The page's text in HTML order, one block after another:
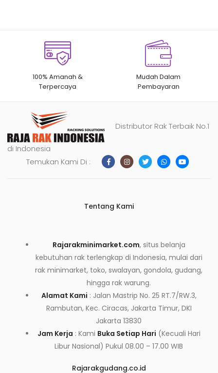
100% Amanah &
Terpercaya
Mudah Dalam
Pembayaran
Distributor Rak Terbaik No.1
di Indonesia
Temukan Kami Di :
Tentang Kami
Rajarakminimarket.com, situs belanja
kebutuhan rak terlengkap di Indonesia, mulai dari
rak minimarket, toko, swalayan, gondola, gudang,
hingga rak warung.
Alamat Kami : Jalan Mastrip No. 25 RT.7/RW.3,
Rambutan, Kec. Ciracas, Jakarta Timur, DKI
Jakarta 13830
Jam Kerja : Kami Buka Setiap Hari (Kecuali Hari
Libur Nasional) Pukul 08.00 – 17.00 WIB
Rajarakgudang.co.id